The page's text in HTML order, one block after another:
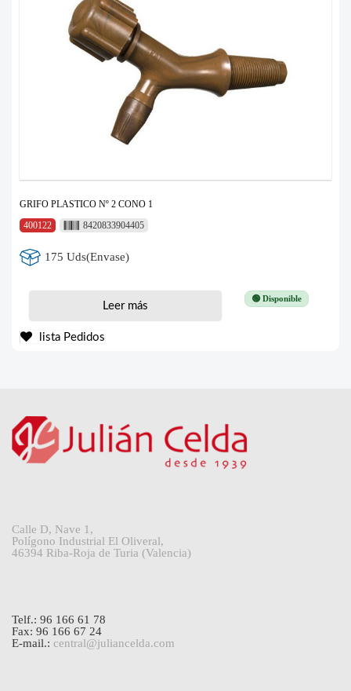
GRIFO PLASTICO Nº 2 CONO 1
400122
8420833904405
175 Uds(Envase)
🟢 Disponible
Leer más
lista Pedidos
Calle D, Nave 1,
Polígono Industrial El Oliveral,
46394 Riba-Roja de Turia (Valencia)
Telf.: 96 166 61 78
Fax: 96 166 67 24
E-mail.: central@juliancelda.com